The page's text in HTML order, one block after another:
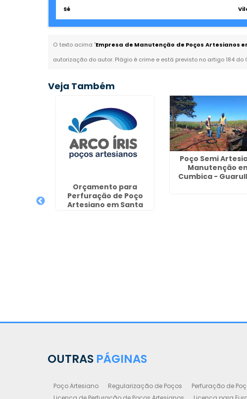
Sé
O texto acima "Empresa de Manutenção de Poços Artesianos
autorização do autor. Plágio é crime e está previsto no artigo 184 do
Veja Também
Orçamento para
Perfuração de Poço
Artesiano em Santa
Poço Semi
Manutenção
Cumbica -
OUTRAS PÁGINAS
Poço Artesiano Regularização de Poços Perfuração de